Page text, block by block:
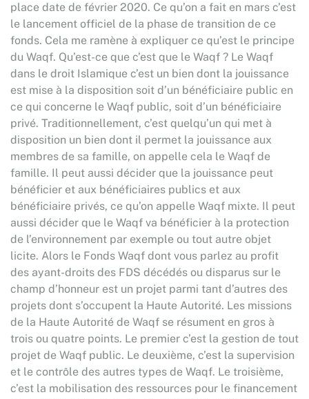
place date de février 2020. Ce qu’on a fait en mars c’est
le lancement officiel de la phase de transition de ce
fonds. Cela me ramène à expliquer ce qu’est le principe
du Waqf. Qu’est-ce que c’est que le Waqf ? Le Waqf
dans le droit Islamique c’est un bien dont la jouissance
est mise à la disposition soit d’un bénéficiaire public en
ce qui concerne le Waqf public, soit d’un bénéficiaire
privé. Traditionnellement, c’est quelqu’un qui met à
disposition un bien dont il permet la jouissance aux
membres de sa famille, on appelle cela le Waqf de
famille. Il peut aussi décider que la jouissance peut
bénéficier et aux bénéficiaires publics et aux
bénéficiaire privés, ce qu’on appelle Waqf mixte. Il peut
aussi décider que le Waqf va bénéficier à la protection
de l’environnement par exemple ou tout autre objet
licite. Alors le Fonds Waqf dont vous parlez au profit
des ayant-droits des FDS décédés ou disparus sur le
champ d’honneur est un projet parmi tant d’autres des
projets dont s’occupent la Haute Autorité. Les missions
de la Haute Autorité de Waqf se résument en gros à
trois ou quatre points. Le premier c’est la gestion de tout
projet de Waqf public. Le deuxième, c’est la supervision
et le contrôle des autres types de Waqf. Le troisième,
c’est la mobilisation des ressources pour le financement